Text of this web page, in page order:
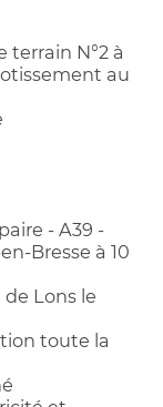
terrain N°2 à
au
- A39 -
Bresse à 10
Lons le
toute la